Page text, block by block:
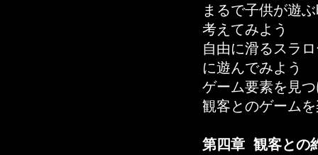
まるで子供が遊
考えてみよう
自由に滑るスラ
に遊んでみよう
ゲーム要素を見
観客とのゲーム
第四章 観客との